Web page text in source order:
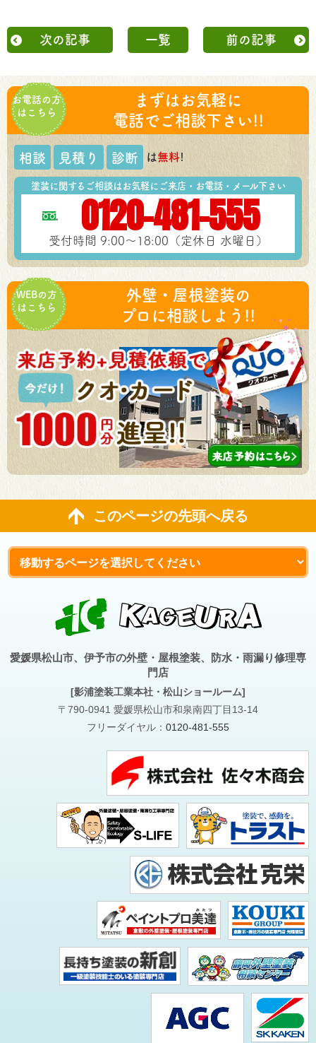
次の記事 一覧 前の記事
お電話の方
はこちら
まずはお気軽に
電話でご相談下さい!!
相談 見積り 診断 は無料!
塗装に関するご相談はお気軽にご来店・お電話・メール下さい
0120-481-555
受付時間 9:00～18:00（定休日 水曜日）
WEBの方
はこちら
外壁・屋根塗装の
プロに相談しよう!!
このページの先頭へ戻る
愛媛県松山市、伊予市の外壁・屋根塗装、防水・雨漏り修理専
門店
[影浦塗装工業本社・松山ショールーム]
〒790-0941 愛媛県松山市和泉南四丁目13-14
フリーダイヤル： 0120-481-555